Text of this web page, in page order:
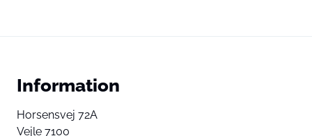
Information
Horsensvej 72A
Vejle 7100